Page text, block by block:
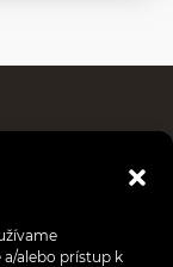
alebo prístup k